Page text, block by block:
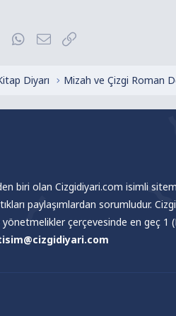
e
TumblrWhatsApp
E-posta
Diyarı Mizah ve Çizgi Roman
biri olan Cizgidiyari.com isimli
paylaşımlardan sorumludur.
çerçevesinde en geç